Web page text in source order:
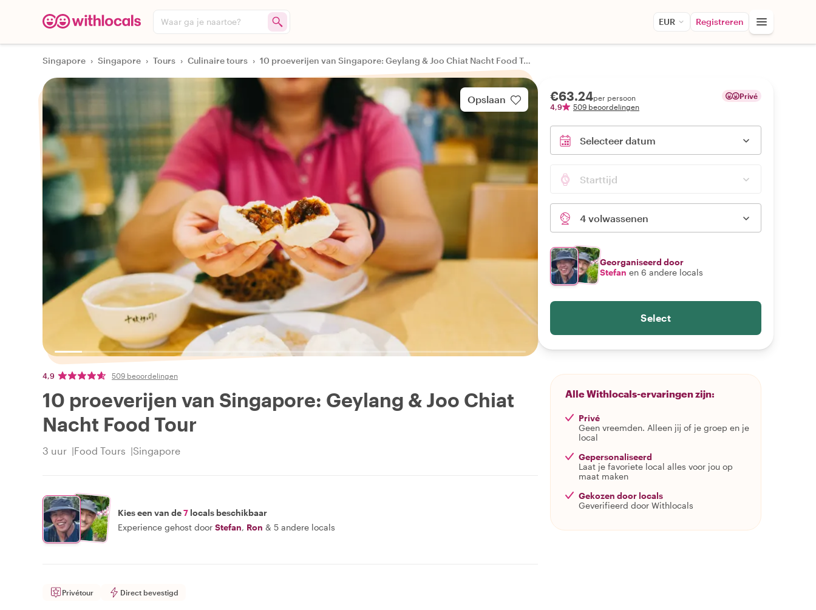
Waar ga je naartoe? EUR Registreren
Singapore › Singapore › Tours › Culinaire tours › 10 proeverijen van Singapore: Geylang & Joo Chiat Nacht Food Tour
Opslaan
4,9 509 beoordelingen
10 proeverijen van Singapore: Geylang & Joo Chiat
Nacht Food Tour
3 uur Food Tours Singapore
Kies een van de7 locals beschikbaar
Experience gehost door Stefan, Ron & 5 andere locals
Privétour Direct bevestigd
€63.24per persoon
4,9
509 beoordelingen
Privé
Selecteer datum
Starttijd
4 volwassenen
Georganiseerd door
Stefan en 6 andere locals
Select
Alle Withlocals-ervaringen zijn:
Privé
Geen vreemden. Alleen jij of je groep en je
local
Gepersonaliseerd
Laat je favoriete local alles voor jou op
maat maken
Gekozen door locals
Geverifieerd door Withlocals